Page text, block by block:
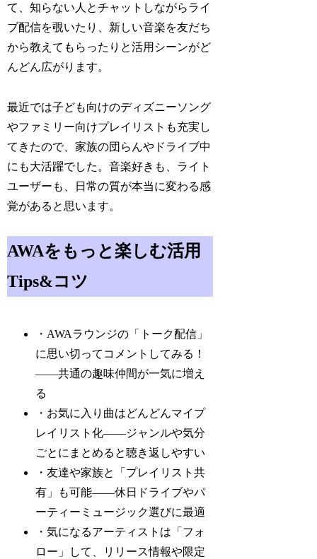
て、知らない人とチャットしながらライ
ブ配信を覗いたり、新しい音楽を友だち
から教えてもらったりと活用シーンがど
んどん広がります。
最近では子ども向けのディズニーソング
やファミリー向けプレイリストも充実し
てきたので、家族の団らんやドライブ中
にも大活躍でした。音楽好きも、ライト
ユーザーも、日常の質が本当に変わる感
覚があると思います。
AWAをもっと楽しむ活用
Tips&コツ
・AWAラウンジの「トーク配信」
に思い切ってコメントしてみる！
——共通の趣味仲間が一気に増え
る
・お気に入り曲はどんどんマイプ
レイリスト化——ジャンルや気分
ごとにまとめると聴き返しやすい
・友達や家族と「プレイリスト共
有」も可能——休日ドライブやパ
ーティーミュージック選びに最適
・気になるアーティストは「フォ
ロー」して、リリース情報や限定